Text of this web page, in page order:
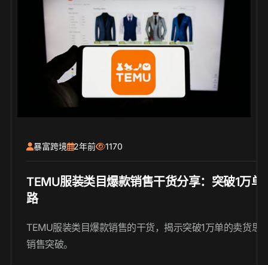
暴富跨境 2年前 1170
TEMU服装类目爆款销售干货分享：突破1万单
路
TEMU服装类目爆款销售的干货，揭示突破1万单的卖货思
销售突破。